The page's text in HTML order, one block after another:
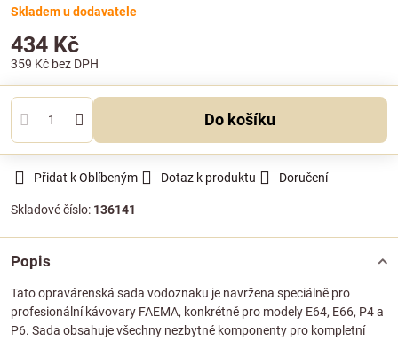
Skladem u dodavatele
434 Kč
359 Kč bez DPH
Do košíku
Přidat k Oblíbeným Dotaz k produktu Doručení
Skladové číslo: 136141
Popis
Tato opravárenská sada vodoznaku je navržena speciálně pro
profesionální kávovary FAEMA, konkrétně pro modely E64, E66, P4 a
P6. Sada obsahuje všechny nezbytné komponenty pro kompletní